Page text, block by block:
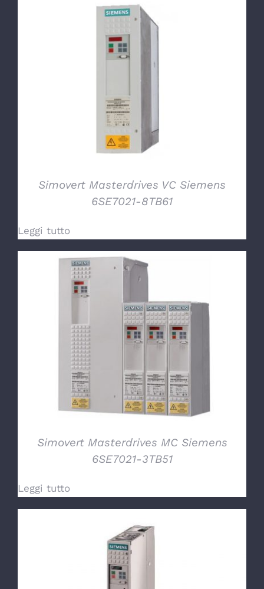
Simovert Masterdrives VC Siemens
6SE7021-8TB61
Leggi tutto
DETTAGLI
Simovert Masterdrives MC Siemens
6SE7021-3TB51
Leggi tutto